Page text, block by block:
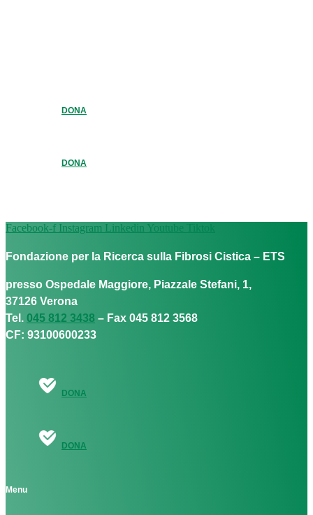
DONA
DONA
Facebook-f Instagram Linkedin Youtube Tiktok
Fondazione per la Ricerca sulla Fibrosi Cistica – ETS
presso Ospedale Maggiore, Piazzale Stefani, 1,
37126 Verona
Tel. 045 812 3438 – Fax 045 812 3568
CF: 93100600233
DONA
DONA
Menu